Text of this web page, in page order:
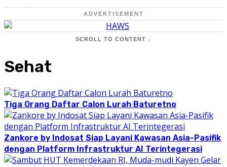
ADVERTISEMENT
SCROLL TO CONTENT ↓
Sehat
Tiga Orang Daftar Calon Lurah Baturetno
Zankore by Indosat Siap Layani Kawasan Asia-Pasifik
dengan Platform Infrastruktur AI Terintegerasi